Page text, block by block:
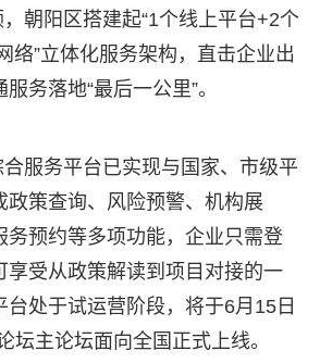
朝阳区搭建起“1个线上平台+2个
络”立体化服务架构，直击企业出
务落地“最后一公里”。
服务平台已实现与国家、市级平
政策查询、风险预警、机构展
务预约等多项功能，企业只需登
享受从政策解读到项目对接的一
台处于试运营阶段，将于6月15日
坛主论坛面向全国正式上线。